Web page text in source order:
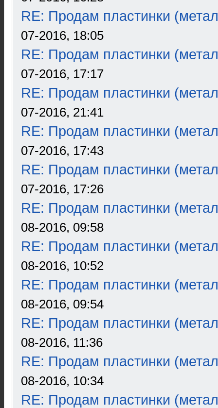
RE: Продам пластинки
07-2016, 18:05
RE: Продам пластинки
07-2016, 17:17
RE: Продам пластинки
07-2016, 21:41
RE: Продам пластинки
07-2016, 17:43
RE: Продам пластинки
07-2016, 17:26
RE: Продам пластинки
08-2016, 09:58
RE: Продам пластинки
08-2016, 10:52
RE: Продам пластинки
08-2016, 09:54
RE: Продам пластинки
08-2016, 11:36
RE: Продам пластинки
08-2016, 10:34
RE: Продам пластинки